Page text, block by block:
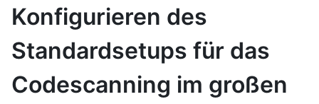
Konfigurieren des
Standardsetups für das
Codescanning im großen